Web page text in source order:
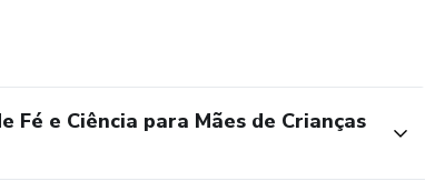
Fé e Ciência para Mães de Crianças